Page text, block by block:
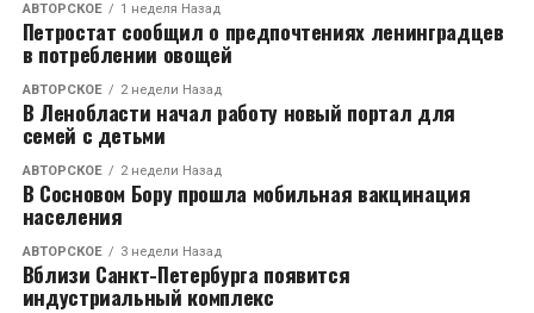
АВТОРСКОЕ 1 неделя Назад
Петростат сообщил о предпочтениях ленинградцев
в потреблении овощей
АВТОРСКОЕ 2 недели Назад
В Ленобласти начал работу новый портал для
семей с детьми
АВТОРСКОЕ 2 недели Назад
В Сосновом Бору прошла мобильная вакцинация
населения
АВТОРСКОЕ 3 недели Назад
Вблизи Санкт-Петербурга появится
индустриальный комплекс